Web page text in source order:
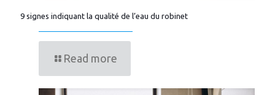
9 signes indiquant la qualité de l’eau du robinet
Read more